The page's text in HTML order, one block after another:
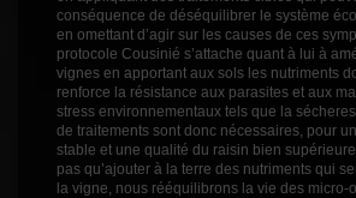
Vin 2021
Vin 2021
conséquence de déséquilibrer le système
en omettant d’agir sur les causes de ces
protocole Cousinié s’attache quant à lui à
vignes en apportant aux sols les nutriments
renforce la résistance aux parasites et aux
stress environnementaux tels que la
de traitements sont donc nécessaires, pour
stable et une qualité du raisin bien
pas qu’ajouter à la terre des nutriments qui
la vigne, nous rééquilibrons la vie des micro-